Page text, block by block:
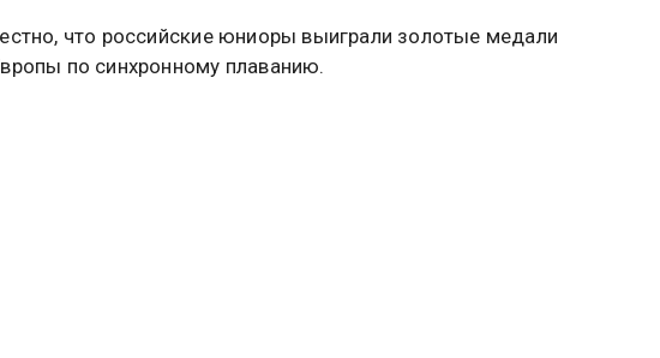
что российские юниоры выиграли золотые медали
по синхронному плаванию.